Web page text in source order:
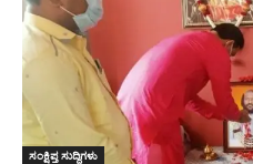
ಸಂಕ್ಷಿಪ್ತ ಸುದ್ದಿಗಳು